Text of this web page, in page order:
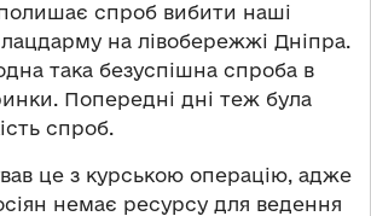
спроб вибити наші
на лівобережжі Дніпра.
така безуспішна спроба в
Попередні дні теж була
спроб.
це з курською операцію, адже
немає ресурсу для ведення